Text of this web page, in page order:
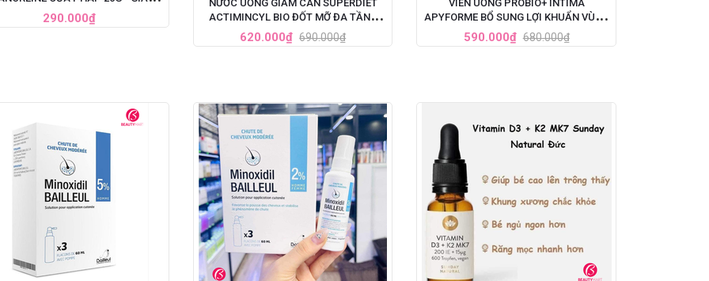
ĐAU HIỆU QUẢ NHANH CHÓNG
290.000₫
NƯỚC UỐNG GIẢM CÂN SUPERDIET
ACTIMINCYL BIO ĐỐT MỠ ĐA TẦNG
CỦA PHÁP
620.000₫ 690.000₫
VIÊN UỐNG PROBIO+ INTIMA
APYFORME BỔ SUNG LỢI KHUẨN VÙNG
KÍN 60 VIÊN CỦA PHÁP
590.000₫ 680.000₫